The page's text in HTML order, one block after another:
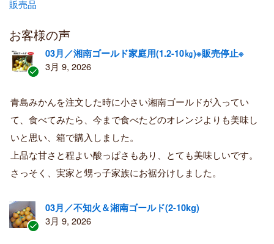
販売品
お客様の声
証
済
み
購
者
03月／湘南ゴールド家庭用(1.2-10㎏)※販売停止※
3月 9, 2026
青島みかんを注文した時に小さい湘南ゴールドが入ってい
て、食べてみたら、今まで食べたどのオレンジよりも美味し
いと思い、箱で購入しました。
上品な甘さと程よい酸っぱさもあり、とても美味しいです。
さっそく、実家と甥っ子家族にお裾分けしました。
03月／不知火＆湘南ゴールド(2-10kg)
3月 9, 2026